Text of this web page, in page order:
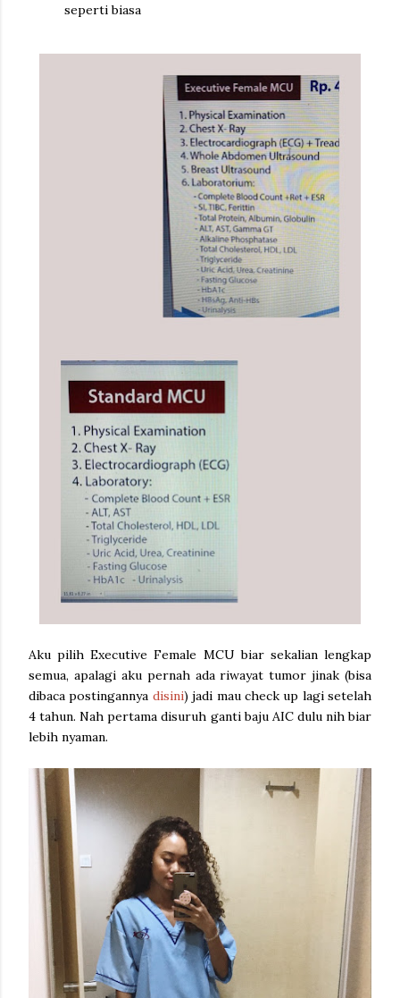
seperti biasa
Aku pilih Executive Female MCU biar sekalian lengkap
semua, apalagi aku pernah ada riwayat tumor jinak (bisa
dibaca postingannya disini) jadi mau check up lagi setelah
4 tahun. Nah pertama disuruh ganti baju AIC dulu nih biar
lebih nyaman.